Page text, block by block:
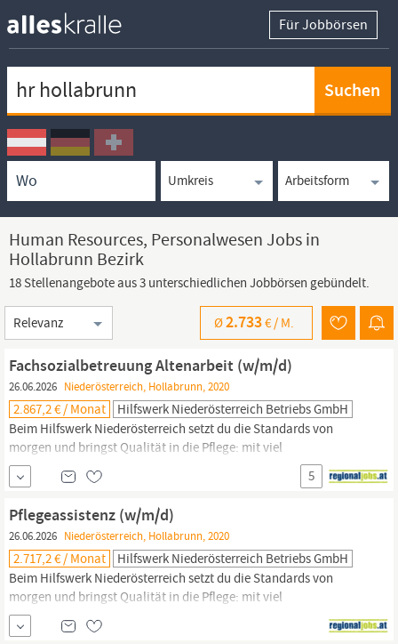
Für Jobbörsen
Ortssuche
Umkreissuche
Arbeitsform
Human Resources, Personalwesen Jobs in
Hollabrunn Bezirk
18 Stellenangebote aus 3 unterschiedlichen Jobbörsen gebündelt.
Sortierung
Ø2.733€ / M.
Fachsozialbetreuung Altenarbeit (w/m/d)
26.06.2026 Niederösterreich, Hollabrunn, 2020
2.867,2 € / Monat
Hilfswerk Niederösterreich Betriebs GmbH
Beim Hilfswerk Niederösterreich setzt du die Standards von
morgen und bringst Qualität in die Pflege: mit viel
Eigenverantwortung, deinem Fachwissen und wertvollem
Austausch.Wir sind die Nr. 1 in der Pflege zu Hause! Werde auch
du Teil unseres Teams!In
Hollabrunn
Jobposition Fachsozialbetreuung Altenarbeit (w/m/d)
5
Pflegeassistenz (w/m/d)
26.06.2026 Niederösterreich, Hollabrunn, 2020
2.717,2 € / Monat
Hilfswerk Niederösterreich Betriebs GmbH
Beim Hilfswerk Niederösterreich setzt du die Standards von
morgen und bringst Qualität in die Pflege: mit viel
Eigenverantwortung, deinem Fachwissen und wertvollem
Austausch.Wir sind die Nr. 1 in der Pflege zu Hause! Werde auch